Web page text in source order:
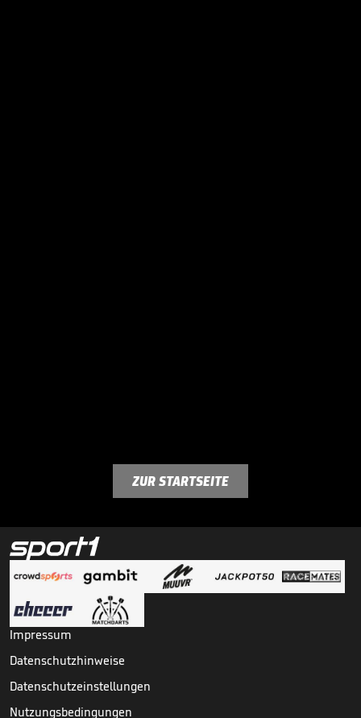
ZUR STARTSEITE
Impressum
Datenschutzhinweise
Datenschutzeinstellungen
Nutzungsbedingungen